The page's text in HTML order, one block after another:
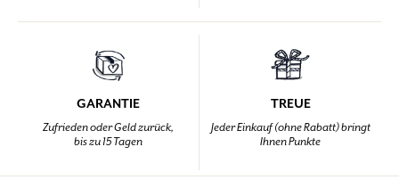
GARANTIE
Zufrieden oder Geld zurück,
bis zu 15 Tagen
TREUE
Jeder Einkauf (ohne Rabatt) bringt
Ihnen Punkte